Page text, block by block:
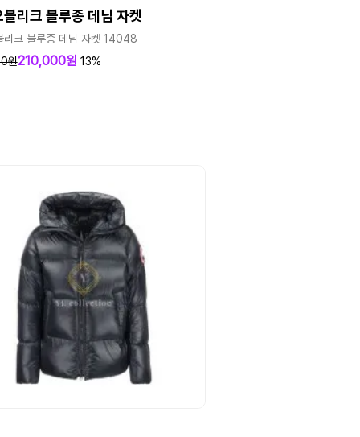
리크 블루종 데님 자켓
리크 블루종 데님 자켓 14048
원210,000원 13%